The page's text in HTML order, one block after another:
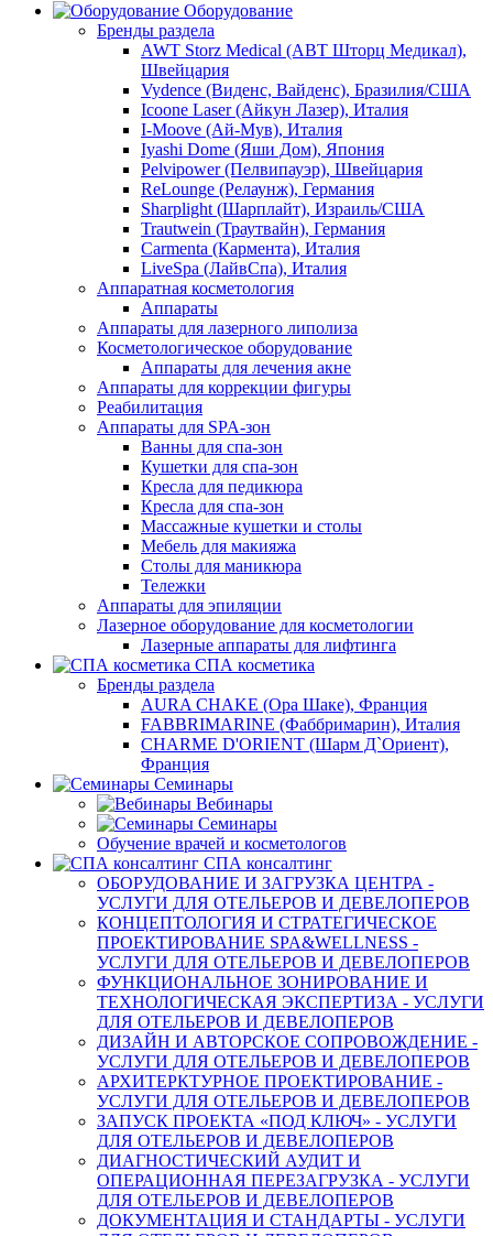
Оборудование
Бренды раздела
AWT Storz Medical (АВТ Шторц Медикал),
Швейцария
Vydence (Виденс, Вайденс), Бразилия/США
Icoone Laser (Айкун Лазер), Италия
I-Moove (Ай-Мув), Италия
Iyashi Dome (Яши Дом), Япония
Pelvipower (Пелвипауэр), Швейцария
ReLounge (Релаунж), Германия
Sharplight (Шарплайт), Израиль/США
Trautwein (Траутвайн), Германия
Carmenta (Кармента), Италия
LiveSpa (ЛайвСпа), Италия
Аппаратная косметология
Аппараты
Аппараты для лазерного липолиза
Косметологическое оборудование
Аппараты для лечения акне
Аппараты для коррекции фигуры
Реабилитация
Аппараты для SPA-зон
Ванны для спа-зон
Кушетки для спа-зон
Кресла для педикюра
Кресла для спа-зон
Массажные кушетки и столы
Мебель для макияжа
Столы для маникюра
Тележки
Аппараты для эпиляции
Лазерное оборудование для косметологии
Лазерные аппараты для лифтинга
СПА косметика
Бренды раздела
AURA CHAKE (Ора Шаке), Франция
FABBRIMARINE (Фаббримарин), Италия
CHARME D'ORIENT (Шарм Д`Ориент),
Франция
Семинары
Вебинары
Семинары
Обучение врачей и косметологов
СПА консалтинг
ОБОРУДОВАНИЕ И ЗАГРУЗКА ЦЕНТРА -
УСЛУГИ ДЛЯ ОТЕЛЬЕРОВ И ДЕВЕЛОПЕРОВ
КОНЦЕПТОЛОГИЯ И СТРАТЕГИЧЕСКОЕ
ПРОЕКТИРОВАНИЕ SPA&WELLNESS -
УСЛУГИ ДЛЯ ОТЕЛЬЕРОВ И ДЕВЕЛОПЕРОВ
ФУНКЦИОНАЛЬНОЕ ЗОНИРОВАНИЕ И
ТЕХНОЛОГИЧЕСКАЯ ЭКСПЕРТИЗА - УСЛУГИ
ДЛЯ ОТЕЛЬЕРОВ И ДЕВЕЛОПЕРОВ
ДИЗАЙН И АВТОРСКОЕ СОПРОВОЖДЕНИЕ -
УСЛУГИ ДЛЯ ОТЕЛЬЕРОВ И ДЕВЕЛОПЕРОВ
АРХИТЕРКТУРНОЕ ПРОЕКТИРОВАНИЕ -
УСЛУГИ ДЛЯ ОТЕЛЬЕРОВ И ДЕВЕЛОПЕРОВ
ЗАПУСК ПРОЕКТА «ПОД КЛЮЧ» - УСЛУГИ
ДЛЯ ОТЕЛЬЕРОВ И ДЕВЕЛОПЕРОВ
ДИАГНОСТИЧЕСКИЙ АУДИТ И
ОПЕРАЦИОННАЯ ПЕРЕЗАГРУЗКА - УСЛУГИ
ДЛЯ ОТЕЛЬЕРОВ И ДЕВЕЛОПЕРОВ
ДОКУМЕНТАЦИЯ И СТАНДАРТЫ - УСЛУГИ